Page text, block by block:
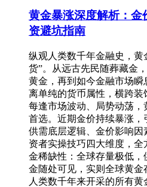
黄金暴涨深度解析：金
资避坑指南
纵观人类数千年金融史，黄
货”。从远古先民随葬藏金
黄金，再到如今金融市场
离单纯的货币属性，横跨装
每逢市场波动、局势动荡
首选。近期金价持续暴涨
供需底层逻辑、金价影响
资者实操技巧四大维度，
金稀缺性：全球存量极低
金随处可见，实则全球黄金
人类数千年来开采的所有